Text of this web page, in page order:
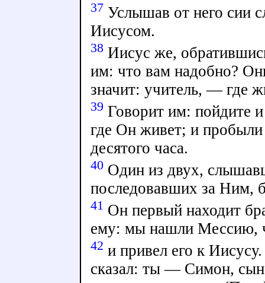
37 Услышав от него сии
Иисусом.
38Иисус же,
им: что вам надобно?
значит: учитель, — где
39 Говорит им: пойдите
где Он живет; и
десятого часа.
40Один из двух,
последовавших за Ним,
41 Он первый находит
ему: мы нашли Мессию,
42 и привел его к
сказал: ты — Симон,